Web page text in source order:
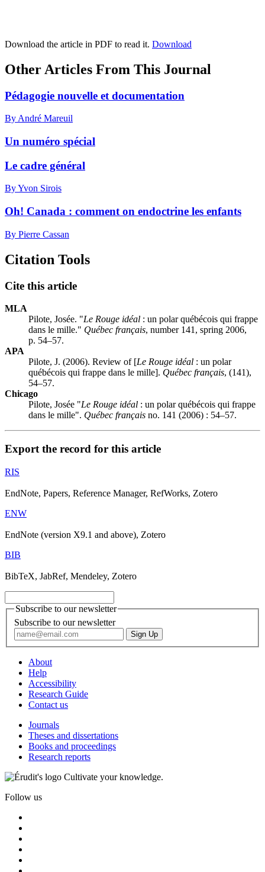
Download the article in PDF to read it. Download
Other Articles From This Journal
Pédagogie nouvelle et documentation
By André Mareuil
Un numéro spécial
Le cadre général
By Yvon Sirois
Oh! Canada : comment on endoctrine les enfants
By Pierre Cassan
Citation Tools
Cite this article
MLA
Pilote, Josée. "Le Rouge idéal : un polar québécois qui frappe
dans le mille." Québec français, number 141, spring 2006,
p. 54–57.
APA
Pilote, J. (2006). Review of [Le Rouge idéal : un polar
québécois qui frappe dans le mille]. Québec français, (141),
54–57.
Chicago
Pilote, Josée "Le Rouge idéal : un polar québécois qui frappe
dans le mille". Québec français no. 141 (2006) : 54–57.
Export the record for this article
RIS
EndNote, Papers, Reference Manager, RefWorks, Zotero
ENW
EndNote (version X9.1 and above), Zotero
BIB
BibTeX, JabRef, Mendeley, Zotero
Subscribe to our newsletter
Subscribe to our newsletter
About
Help
Accessibility
Research Guide
Contact us
Journals
Theses and dissertations
Books and proceedings
Research reports
Cultivate your knowledge.
Follow us